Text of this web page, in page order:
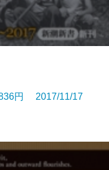
円 2017/11/17